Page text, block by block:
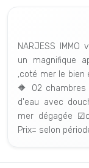
NARJESS
un magnifique
,coté mer le bien
🔶 02
d'eau avec
mer dégagée
Prix= selon